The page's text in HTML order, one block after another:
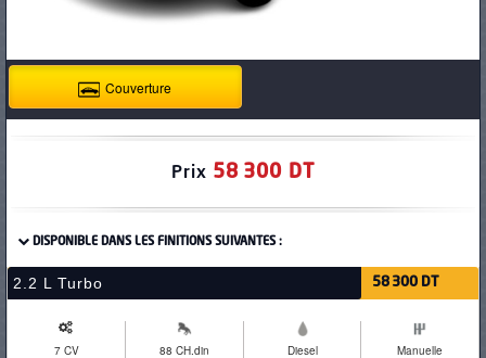
Couverture
Prix 58 300 DT
DISPONIBLE DANS LES FINITIONS SUIVANTES :
2.2 L Turbo 58 300 DT
7 CV 88 CH.din Diesel Manuelle